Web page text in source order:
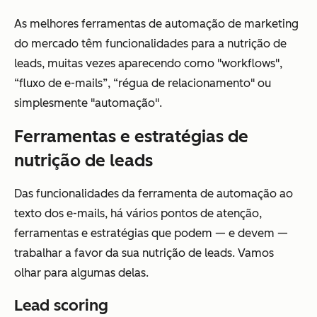
As melhores ferramentas de automação de marketing
do mercado têm funcionalidades para a nutrição de
leads, muitas vezes aparecendo como "workflows",
“fluxo de e-mails”, “régua de relacionamento" ou
simplesmente "automação".
Ferramentas e estratégias de
nutrição de leads
Das funcionalidades da ferramenta de automação ao
texto dos e-mails, há vários pontos de atenção,
ferramentas e estratégias que podem — e devem —
trabalhar a favor da sua nutrição de leads. Vamos
olhar para algumas delas.
Lead scoring